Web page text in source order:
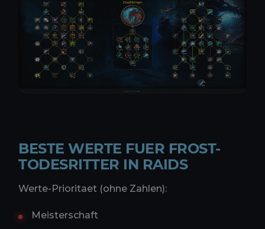
BESTE WERTE FUER FROST-
TODESRITTER IN RAIDS
Werte-Prioritaet (ohne Zahlen):
Meisterschaft